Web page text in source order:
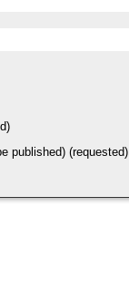
published) (requested)